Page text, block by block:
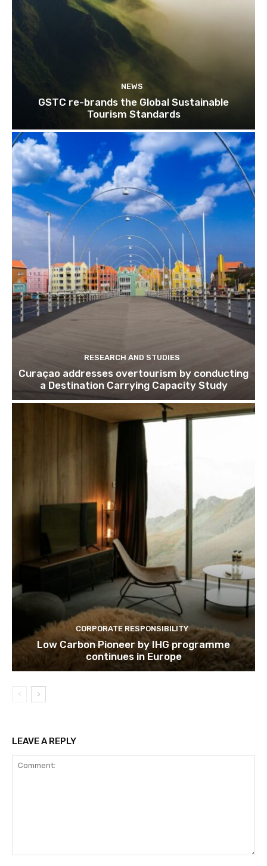
NEWS
GSTC re-brands the Global Sustainable
Tourism Standards
RESEARCH AND STUDIES
Curaçao addresses overtourism by conducting
a Destination Carrying Capacity Study
CORPORATE RESPONSIBILITY
Low Carbon Pioneer by IHG programme
continues in Europe
LEAVE A REPLY